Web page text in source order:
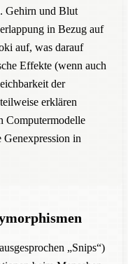
Gehirn und Blut
in Bezug auf
auf, was darauf
Effekte (wenn auch
der
erklären
Computermodelle
in
„Snips“)